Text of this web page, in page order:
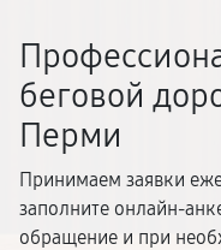
беговой
Перми
Принимаем заявки
заполните онлайн-
обращение и при